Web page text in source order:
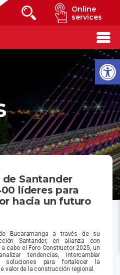
Online
services
Santander
líderes para
hacia un futuro
Bucaramanga a través de su
Santander, en alianza con
a cabo el Foro Constructor 2025, un
tendencias, intercambiar
soluciones para fortalecer la
valor de la construcción regional.